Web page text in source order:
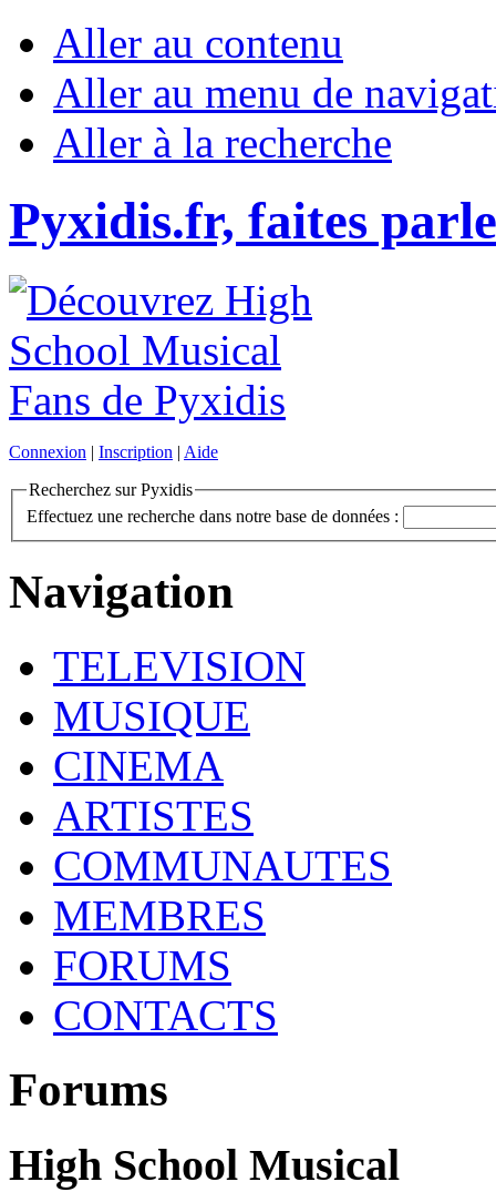
Aller au contenu
Aller au menu de
Aller à la recherche
Pyxidis.fr, faites
Connexion | Inscription | Aide
Recherchez sur Pyxidis
Effectuez une recherche dans notre base de données :
Navigation
TELEVISION
MUSIQUE
CINEMA
ARTISTES
COMMUNAUTES
MEMBRES
FORUMS
CONTACTS
Forums
High School Musical